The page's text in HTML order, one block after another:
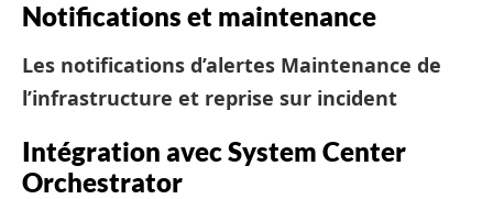
Notifications et maintenance
Les notifications d’alertes Maintenance de
l’infrastructure et reprise sur incident
Intégration avec System Center
Orchestrator